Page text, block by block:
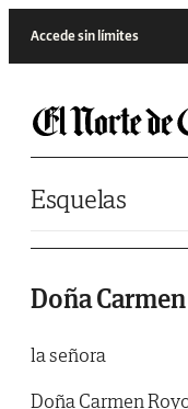
Accede sin límites
Esquelas
Doña
la señora
Doña Carmen